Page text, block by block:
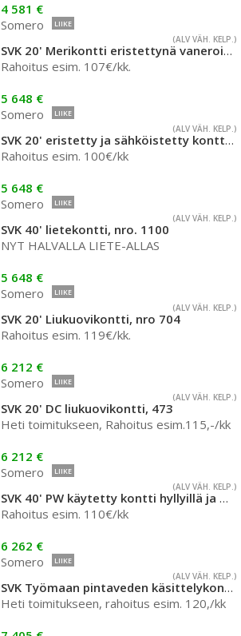
4 581 €
Somero
LIIKE
(ALV VÄH. KELP.)
SVK 20' Merikontti eristettynä vaneroituna ja sähköistettynä, nro 789
Rahoitus esim. 107€/kk.
5 648 €
Somero
LIIKE
(ALV VÄH. KELP.)
SVK 20' eristetty ja sähköistetty kontti, nro 2105
Rahoitus esim. 100€/kk
5 648 €
Somero
LIIKE
(ALV VÄH. KELP.)
SVK 40' lietekontti, nro. 1100
NYT HALVALLA LIETE-ALLAS
5 648 €
Somero
LIIKE
(ALV VÄH. KELP.)
SVK 20' Liukuovikontti, nro 704
Rahoitus esim. 119€/kk.
6 212 €
Somero
LIIKE
(ALV VÄH. KELP.)
SVK 20' DC liukuovikontti, 473
Heti toimitukseen, Rahoitus esim.115,-/kk
6 212 €
Somero
LIIKE
(ALV VÄH. KELP.)
SVK 40' PW käytetty kontti hyllyillä ja sähköillä, nro 2115
Rahoitus esim. 110€/kk
6 262 €
Somero
LIIKE
(ALV VÄH. KELP.)
SVK Työmaan pintaveden käsittelykontti, 2239
Heti toimitukseen, rahoitus esim. 120,/kk